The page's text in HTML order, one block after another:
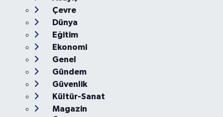
Ana Sayfa
Kategoriler
Ankara
Asayiş
Çevre
Dünya
Eğitim
Ekonomi
Genel